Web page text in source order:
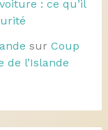
: ce qu’il
sur Coup
l’Islande